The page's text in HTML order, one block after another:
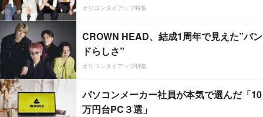
オリコンタイアップ特集
CROWN HEAD、結成1周年で見えた”バン
ドらしさ”
オリコンタイアップ特集
パソコンメーカー社員が本気で選んだ「10
万円台PC３選」